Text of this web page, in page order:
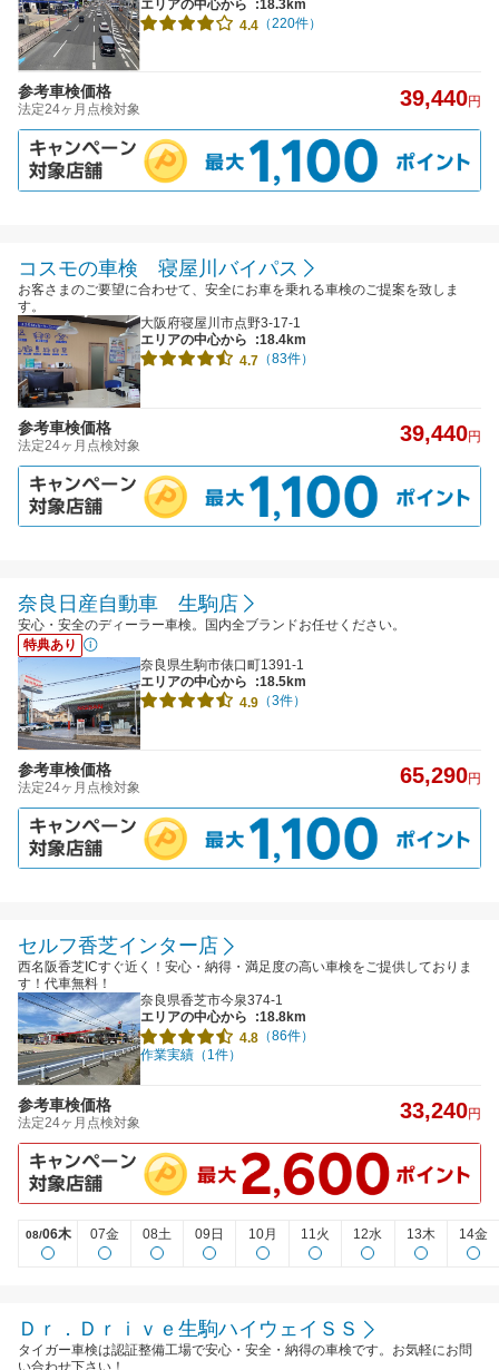
エリアの中心から
:18.3km
4.4 （220件）
参考車検価格
法定24ヶ月点検対象 39,440円
コスモの車検 寝屋川バイパス
お客さまのご要望に合わせて、安全にお車を乗れる車検のご提案を致しま
す。
大阪府寝屋川市点野3-17-1
エリアの中心から
:18.4km
4.7 （83件）
参考車検価格
法定24ヶ月点検対象 39,440円
奈良日産自動車 生駒店
安心・安全のディーラー車検。国内全ブランドお任せください。
特典あり
奈良県生駒市俵口町1391-1
エリアの中心から
:18.5km
4.9 （3件）
参考車検価格
法定24ヶ月点検対象 65,290円
セルフ香芝インター店
西名阪香芝ICすぐ近く！安心・納得・満足度の高い車検をご提供しておりま
す！代車無料！
奈良県香芝市今泉374-1
エリアの中心から
:18.8km
4.8 （86件）
作業実績（1件）
参考車検価格
法定24ヶ月点検対象 33,240円
08/06木 07金 08土 09日 10月 11火 12水 13木 14金
Ｄｒ．Ｄｒｉｖｅ生駒ハイウェイＳＳ
タイガー車検は認証整備工場で安心・安全・納得の車検です。お気軽にお問
い合わせ下さい！